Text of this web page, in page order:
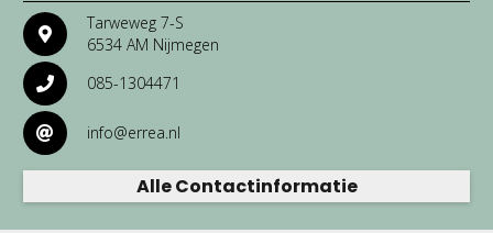
Tarweweg 7-S
6534 AM Nijmegen
085-1304471
info@errea.nl
Alle Contactinformatie